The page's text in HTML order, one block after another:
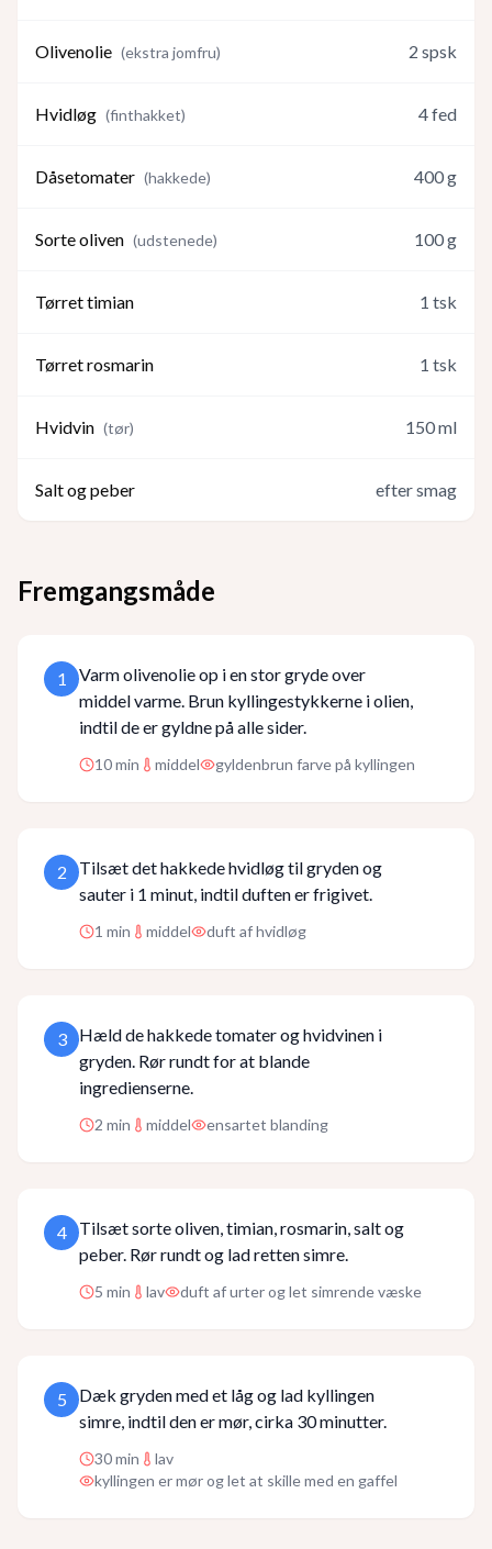
Olivenolie (ekstra jomfru) 2 spsk
Hvidløg (finthakket) 4fed
Dåsetomater (hakkede) 400g
Sorte oliven (udstenede) 100g
Tørret timian 1 tsk
Tørret rosmarin 1 tsk
Hvidvin (tør) 150ml
Salt og peber efter smag
Fremgangsmåde
1
Varm olivenolie op i en stor gryde over
middel varme. Brun kyllingestykkerne i olien,
indtil de er gyldne på alle sider.
10min middel gyldenbrun farve på kyllingen
2
Tilsæt det hakkede hvidløg til gryden og
sauter i 1 minut, indtil duften er frigivet.
1 min middel duft af hvidløg
3
Hæld de hakkede tomater og hvidvinen i
gryden. Rør rundt for at blande
ingredienserne.
2 min middel ensartet blanding
4
Tilsæt sorte oliven, timian, rosmarin, salt og
peber. Rør rundt og lad retten simre.
5 min lav duft af urter og let simrende væske
5
Dæk gryden med et låg og lad kyllingen
simre, indtil den er mør, cirka 30 minutter.
30min
lav
kyllingen er mør og let at skille med en gaffel